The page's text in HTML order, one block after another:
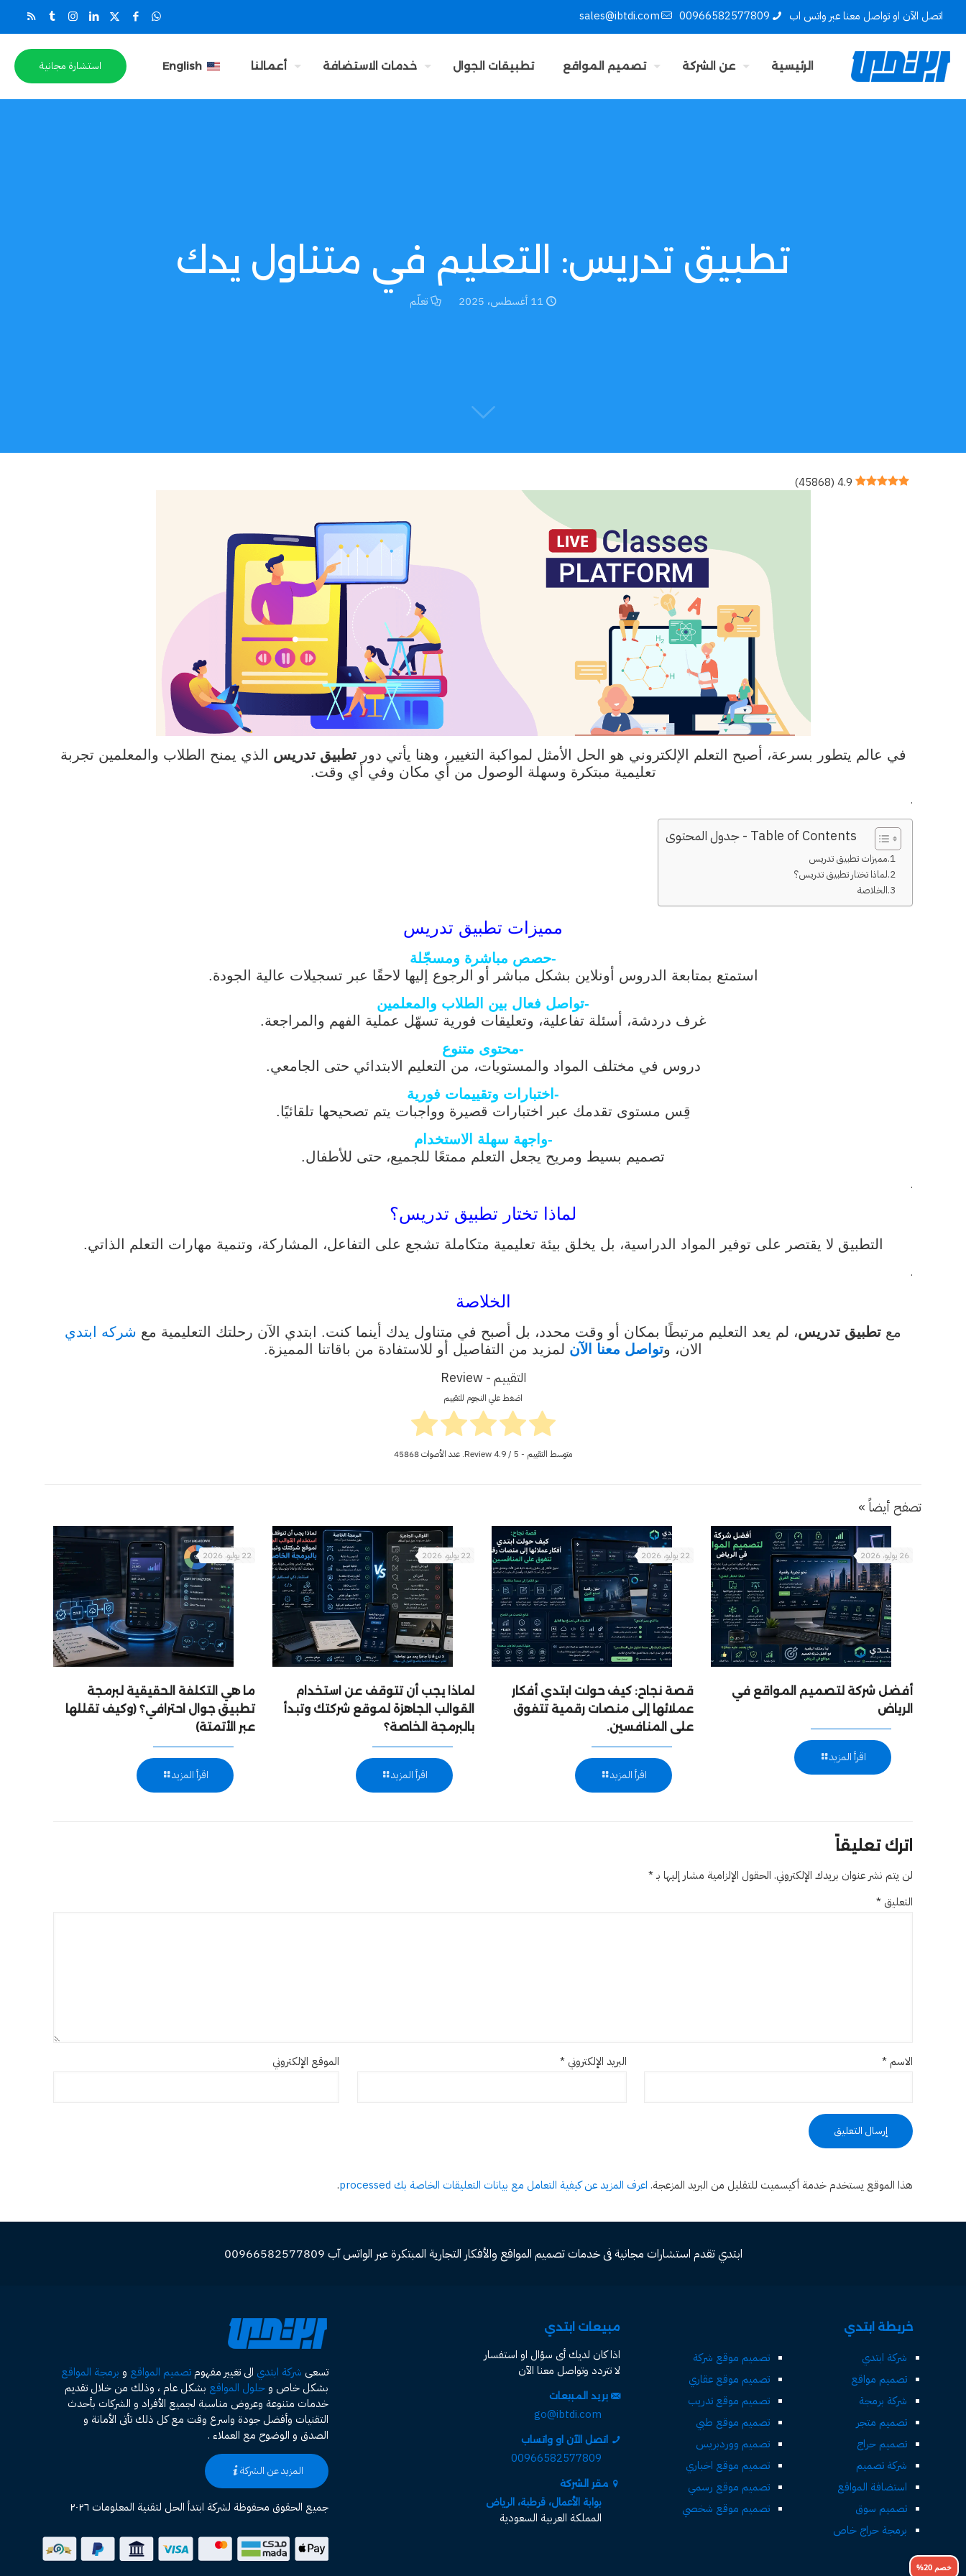
اتصل الآن او تواصل معنا عبر واتس اب 00966582577809
sales@ibtdi.com
الرئيسية عن الشركة تصميم المواقع تطبيقات الجوال خدمات الاستضافة أعمالنا English استشارة مجانية
تطبيق تدريس: التعليم في متناول يدك
11 أغسطس، 2025 تعلّم
4.9
(
45868
)
في عالم يتطور بسرعة، أصبح التعلم الإلكتروني هو الحل الأمثل لمواكبة التغيير، وهنا يأتي دورتطبيق تدريس الذي يمنح الطلاب والمعلمين تجربة
تعليمية مبتكرة وسهلة الوصول من أي مكان وفي أي وقت.
.
Table of Contents - جدول المحتوى
مميزات تطبيق تدريس
لماذا تختار تطبيق تدريس؟
الخلاصة
مميزات تطبيق تدريس
-حصص مباشرة ومسجّلة
استمتع بمتابعة الدروس أونلاين بشكل مباشر أو الرجوع إليها لاحقًا عبر تسجيلات عالية الجودة.
-تواصل فعال بين الطلاب والمعلمين
غرف دردشة، أسئلة تفاعلية، وتعليقات فورية تسهّل عملية الفهم والمراجعة.
-محتوى متنوع
دروس في مختلف المواد والمستويات، من التعليم الابتدائي حتى الجامعي.
-اختبارات وتقييمات فورية
قِس مستوى تقدمك عبر اختبارات قصيرة وواجبات يتم تصحيحها تلقائيًا.
-واجهة سهلة الاستخدام
تصميم بسيط ومريح يجعل التعلم ممتعًا للجميع، حتى للأطفال.
.
لماذا تختار تطبيق تدريس؟
التطبيق لا يقتصر على توفير المواد الدراسية، بل يخلق بيئة تعليمية متكاملة تشجع على التفاعل، المشاركة، وتنمية مهارات التعلم الذاتي.
.
الخلاصة
مع تطبيق تدريس، لم يعد التعليم مرتبطًا بمكان أو وقت محدد، بل أصبح في متناول يدك أينما كنت. ابتدي الآن رحلتك التعليمية مع شركه ابتدي
الان، وتواصل معنا الآن لمزيد من التفاصيل أو للاستفادة من باقاتنا المميزة.
التقييم - Review
اضغط علي النجوم للتقييم
متوسط التقييم - Review 4.9/ 5. عدد الأصوات 45868
تصفح أيضاً »
26 يوليو، 2026
أفضل شركة لتصميم المواقع في
الرياض
اقرأ المزيد
22 يوليو، 2026
قصة نجاح: كيف حولت ابتدي أفكار
عملائها إلى منصات رقمية تتفوق
على المنافسين.
اقرأ المزيد
22 يوليو، 2026
لماذا يجب أن تتوقف عن استخدام
القوالب الجاهزة لموقع شركتك وتبدأ
بالبرمجة الخاصة؟
اقرأ المزيد
22 يوليو، 2026
ما هي التكلفة الحقيقية لبرمجة
تطبيق جوال احترافي؟ (وكيف تقللها
عبر الأتمتة)
اقرأ المزيد
اترك تعليقاً
لن يتم نشر عنوان بريدك الإلكتروني. الحقول الإلزامية مشار إليها بـ*
التعليق *
الاسم * البريد الإلكتروني* الموقع الإلكتروني
هذا الموقع يستخدم خدمة أكيسميت للتقليل من البريد المزعجة. اعرف المزيد عن كيفية التعامل مع بيانات التعليقات الخاصة بك processed .
ابتدي تقدم استشارات مجانية فى خدمات تصميم المواقع والأفكار التجارية المبتكرة عبر الواتس آب 00966582577809
خريطة ابتدي
شركة ابتدي
تصميم مواقع
شركة برمجة
تصميم متجر
تصميم حراج
شركة تصميم
استضافة المواقع
تصميم سوق
برمجة حراج خاص
تصميم موقع شركة
تصميم موقع عقاري
تصميم موقع تدريب
تصميم موقع طبي
تصميم ووردبريس
تصميم موقع اخباري
تصميم موقع رسمي
تصميم موقع شخصي
مبيعات ابتدي
اذا كان لديك أى سؤال او استفسار
لا تتردد وتواصل معنا الآن
بريد المبيعات
go@ibtdi.com
اتصل الآن او واتساب
00966582577809
مقر الشركة
بوابة الأعمال، قرطبة، الرياض
المملكة العربية السعودية
خصم 20%
تسعى شركة ابتدي الى تغيير مفهومتصميم المواقع و برمجة المواقع
بشكل خاص وحلول المواقع بشكل عام ، وذلك من خلال تقديم
خدمات متنوعة وعروض مناسبة لجميع الأفراد و الشركات بأحدث
التقنيات وأفضل جودة واسرع وقت مع كل ذلك تأتى الأمانة و
الصدق و الوضوح مع العملاء .
المزيد عن الشركة
جميع الحقوق محفوظة لشركة ابتدأ الحل لتقنية المعلومات ٢٠٢٦